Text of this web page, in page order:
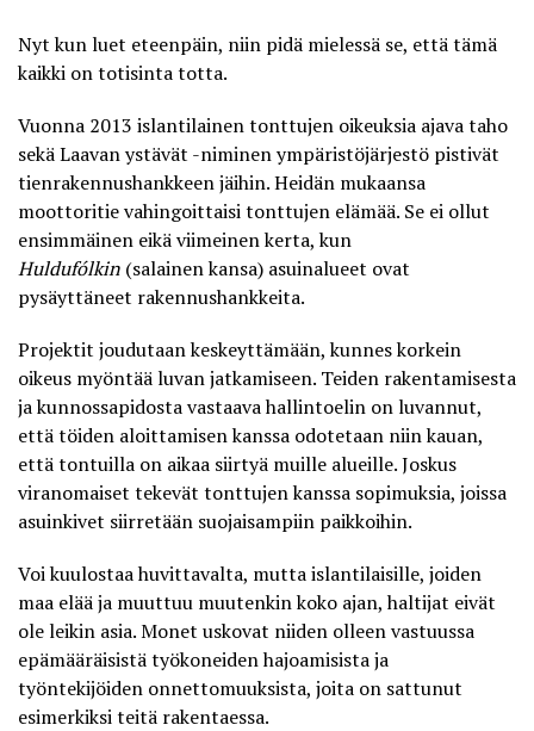
Nyt kun luet eteenpäin, niin pidä mielessä se, että tämä
kaikki on totisinta totta.
Vuonna 2013 islantilainen tonttujen oikeuksia ajava taho
sekä Laavan ystävät -niminen ympäristöjärjestö pistivät
tienrakennushankkeen jäihin. Heidän mukaansa
moottoritie vahingoittaisi tonttujen elämää. Se ei ollut
ensimmäinen eikä viimeinen kerta, kun
Huldufólkin (salainen kansa) asuinalueet ovat
pysäyttäneet rakennushankkeita.
Projektit joudutaan keskeyttämään, kunnes korkein
oikeus myöntää luvan jatkamiseen. Teiden rakentamisesta
ja kunnossapidosta vastaava hallintoelin on luvannut,
että töiden aloittamisen kanssa odotetaan niin kauan,
että tontuilla on aikaa siirtyä muille alueille. Joskus
viranomaiset tekevät tonttujen kanssa sopimuksia, joissa
asuinkivet siirretään suojaisampiin paikkoihin.
Voi kuulostaa huvittavalta, mutta islantilaisille, joiden
maa elää ja muuttuu muutenkin koko ajan, haltijat eivät
ole leikin asia. Monet uskovat niiden olleen vastuussa
epämääräisistä työkoneiden hajoamisista ja
työntekijöiden onnettomuuksista, joita on sattunut
esimerkiksi teitä rakentaessa.